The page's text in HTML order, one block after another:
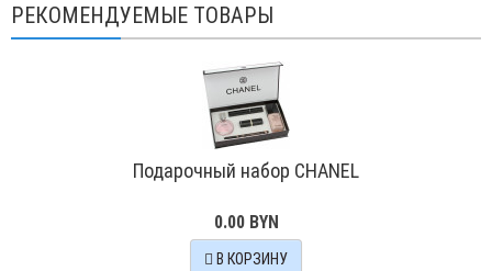
РЕКОМЕНДУЕМЫЕ ТОВАРЫ
Подарочный набор CHANEL
0.00 BYN
В КОРЗИНУ